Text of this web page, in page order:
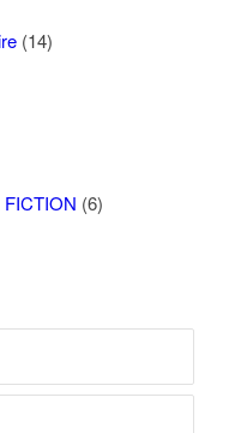
(14)
(6)